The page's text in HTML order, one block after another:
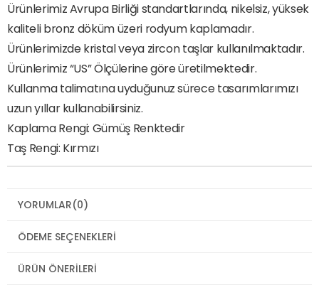
Ürünlerimiz Avrupa Birliği standartlarında, nikelsiz, yüksek
kaliteli bronz döküm üzeri rodyum kaplamadır.
Ürünlerimizde kristal veya zircon taşlar kullanılmaktadır.
Ürünlerimiz “US” Ölçülerine göre üretilmektedir.
Kullanma talimatına uyduğunuz sürece tasarımlarımızı
uzun yıllar kullanabilirsiniz.
Kaplama Rengi: Gümüş Renktedir
Taş Rengi: Kırmızı
YORUMLAR(0)
ÖDEME SEÇENEKLERI
ÜRÜN ÖNERILERI